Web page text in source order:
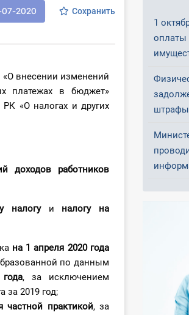
2020 Сохранить
«О внесении изменений
платежах в бюджет»
«О налогах и других
доходов работников
налогуи налогу на
на 1 апреля 2020 года
по данным
, за исключением
за 2019 год;
частной практикой, за
1
оплаты
штрафы